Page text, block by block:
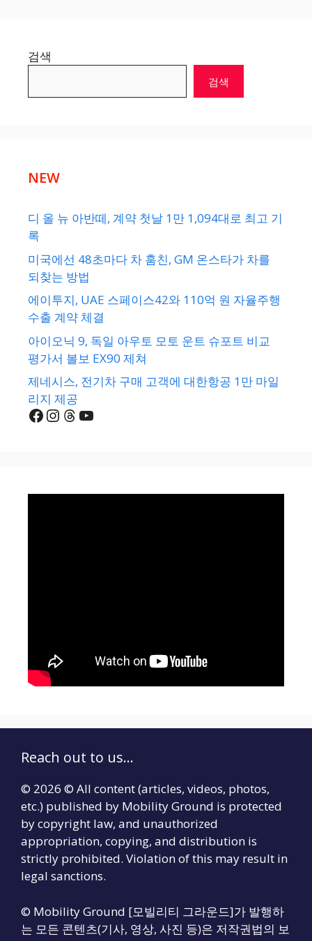
검색
검색
NEW
디 올 뉴 아반떼, 계약 첫날 1만 1,094대로 최고 기
록
미국에선 48초마다 차 훔친, GM 온스타가 차를
되찾는 방법
에이투지, UAE 스페이스42와 110억 원 자율주행
수출 계약 체결
아이오닉 9, 독일 아우토 모토 운트 슈포트 비교
평가서 볼보 EX90 제쳐
제네시스, 전기차 구매 고객에 대한항공 1만 마일
리지 제공
Facebook
Instagram
Threads
YouTube
Reach out to us...
© 2026 © All content (articles, videos, photos,
etc.) published by Mobility Ground is protected
by copyright law, and unauthorized
appropriation, copying, and distribution is
strictly prohibited. Violation of this may result in
legal sanctions.
© Mobility Ground [모빌리티 그라운드]가 발행하
는 모든 콘텐츠(기사, 영상, 사진 등)은 저작권법의 보